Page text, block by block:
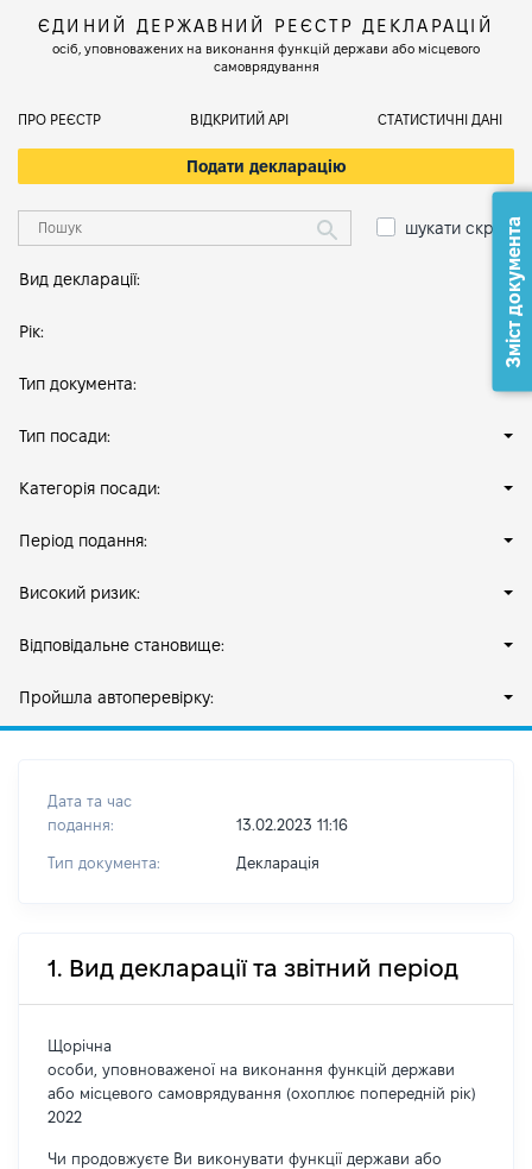
ЄДИНИЙ ДЕРЖАВНИЙ РЕЄСТР ДЕКЛАРАЦІЙ
осіб, уповноважених на виконання функцій держави або місцевого
самоврядування
ПРО РЕЄСТР ВІДКРИТИЙ АРІ СТАТИСТИЧНІ ДАНІ
Подати декларацію
шукати скрізь
Вид декларації:
Рік:
Тип документа:
Тип посади:
Категорія посади:
Період подання:
Високий ризик:
Відповідальне становище:
Пройшла автоперевірку:
Дата та час
подання:
13.02.2023 11:16
Тип документа: Декларація
1. Вид декларації та звітний період
Щорічна
особи, уповноваженої на виконання функцій держави
або місцевого самоврядування (охоплює попередній рік)
2022
Чи продовжуєте Ви виконувати функції держави або
Зміст документа